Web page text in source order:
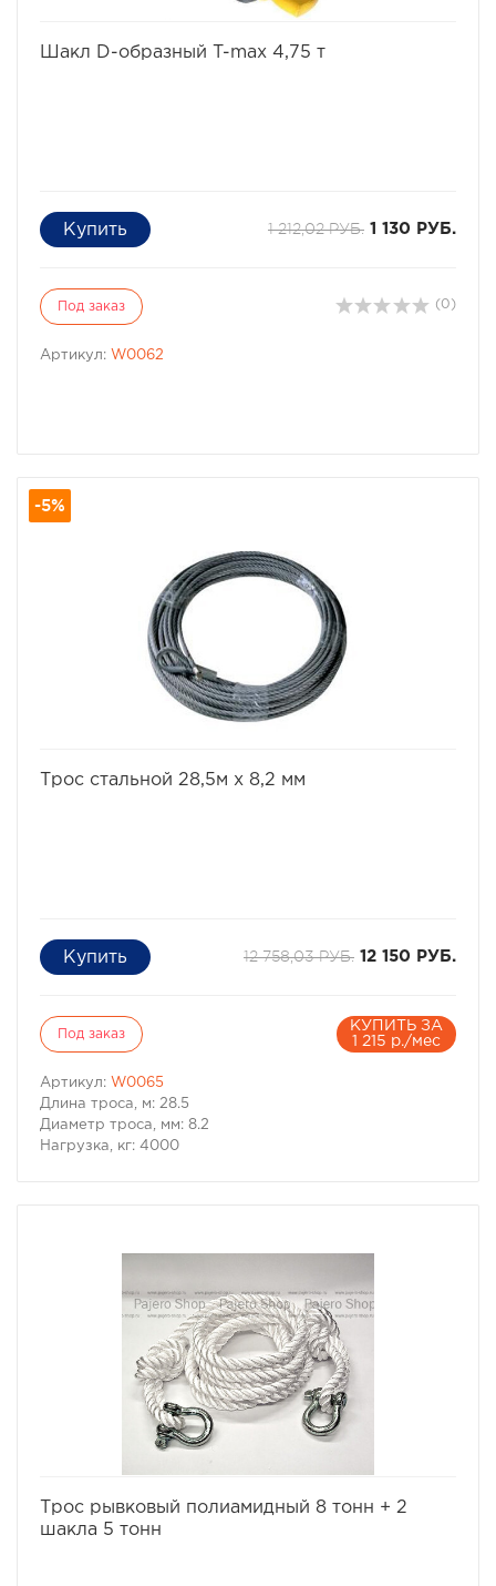
Шакл D-образный T-max 4,75 т
1 212,02 РУБ. 1 130 РУБ.
Под заказ (0)
Артикул: W0062
-5%
Трос стальной 28,5м x 8,2 мм
12 758,03 РУБ. 12 150 РУБ.
Под заказ
КУПИТЬ ЗА
1 215 р./мес
Артикул: W0065
Длина троса, м: 28.5
Диаметр троса, мм: 8.2
Нагрузка, кг: 4000
Трос рывковый полиамидный 8 тонн + 2
шакла 5 тонн